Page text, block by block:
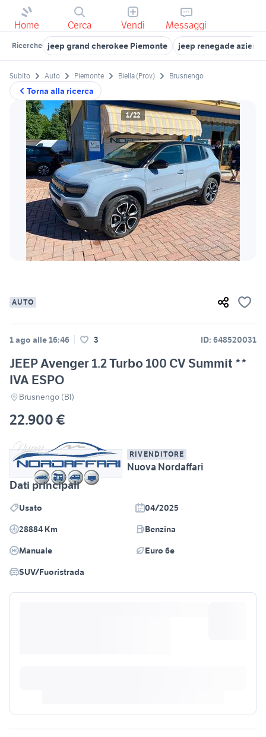
Home Cerca Vendi Messaggi
Ricerche jeep grand cherokee Piemonte jeep renegade
Torna alla ricerca
Subito Auto Piemonte Biella (Prov) Brusnengo
1/22
AUTO
1 ago alle 16:46 3 ID: 648520031
JEEP Avenger 1.2 Turbo 100 CV Summit **
IVA ESPO
Brusnengo (BI)
22.900 €
RIVENDITORE
Nuova Nordaffari
Dati principali
Usato
04/2025
28884 Km
Benzina
Manuale
Euro 6e
SUV/Fuoristrada